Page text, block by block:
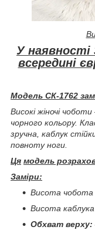
У наявності
всередині
Модель СК-1762
Високі жіночі
чорного кольору.
зручна, каблук
повноту ноги.
Ця модель
Заміри:
Висота чобота
Висота
Обхват верху: